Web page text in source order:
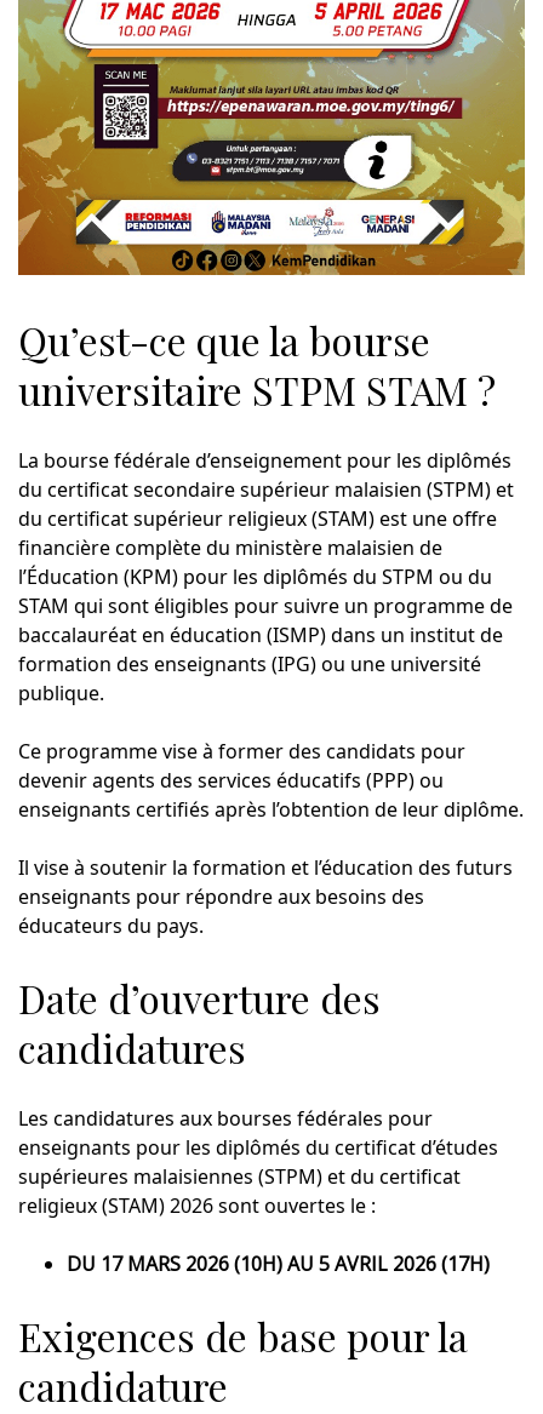
Qu’est-ce que la bourse
universitaire STPM STAM ?
La bourse fédérale d’enseignement pour les diplômés
du certificat secondaire supérieur malaisien (STPM) et
du certificat supérieur religieux (STAM) est une offre
financière complète du ministère malaisien de
l’Éducation (KPM) pour les diplômés du STPM ou du
STAM qui sont éligibles pour suivre un programme de
baccalauréat en éducation (ISMP) dans un institut de
formation des enseignants (IPG) ou une université
publique.
Ce programme vise à former des candidats pour
devenir agents des services éducatifs (PPP) ou
enseignants certifiés après l’obtention de leur diplôme.
Il vise à soutenir la formation et l’éducation des futurs
enseignants pour répondre aux besoins des
éducateurs du pays.
Date d’ouverture des
candidatures
Les candidatures aux bourses fédérales pour
enseignants pour les diplômés du certificat d’études
supérieures malaisiennes (STPM) et du certificat
religieux (STAM) 2026 sont ouvertes le :
DU 17 MARS 2026 (10H) AU 5 AVRIL 2026 (17H)
Exigences de base pour la
candidature